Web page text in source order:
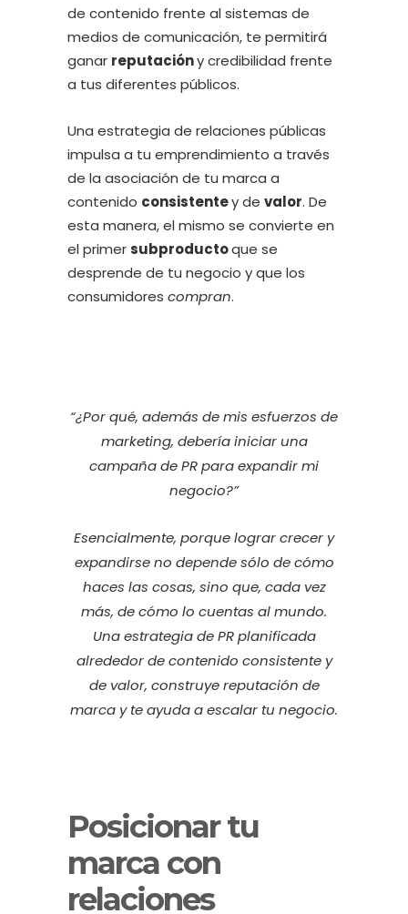
de contenido frente al sistemas de
medios de comunicación, te permitirá
ganar reputacióny credibilidad frente
a tus diferentes públicos.
Una estrategia de relaciones públicas
impulsa a tu emprendimiento a través
de la asociación de tu marca a
contenido consistentey de valor. De
esta manera, el mismo se convierte en
el primersubproductoque se
desprende de tu negocio y que los
consumidores compran.
“¿Por qué, además de mis esfuerzos de
marketing, debería iniciar una
campaña de PR para expandir mi
negocio?”
Esencialmente, porque lograr crecer y
expandirse no depende sólo de cómo
haces las cosas, sino que, cada vez
más, de cómo lo cuentas al mundo.
Una estrategia de PR planificada
alrededor de contenido consistente y
de valor, construye reputación de
marca y te ayuda a escalar tu negocio.
Posicionar tu
marca con
relaciones